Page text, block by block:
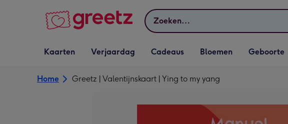
Zoeken
Vervolgkeuzelijst
Kaarten openen
Kaarten
Vervolgkeuzelijst
Verjaardag openen
Verjaardag
Vervolgkeuzelijst
Cadeaus openen
Cadeaus
Vervolgkeuzelijst
Bloemen openen
Bloemen
Vervolgkeuzelijst
Geboorte openen
Geboorte
Home Greetz | Valentijnskaart | Ying to my yang